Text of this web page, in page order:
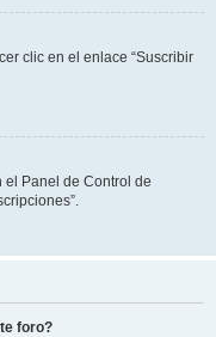
clic en el enlace “Suscribir
el Panel de Control de
foro?